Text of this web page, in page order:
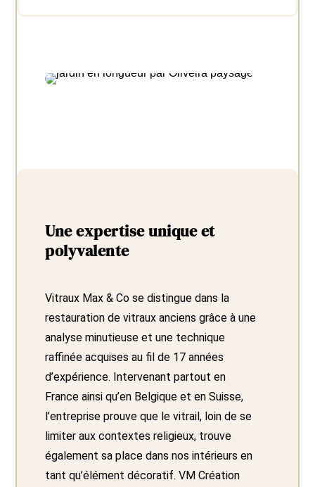
Une expertise unique et
polyvalente
Vitraux Max & Co se distingue dans la
restauration de vitraux anciens grâce à une
analyse minutieuse et une technique
raffinée acquises au fil de 17 années
d’expérience. Intervenant partout en
France ainsi qu’en Belgique et en Suisse,
l’entreprise prouve que le vitrail, loin de se
limiter aux contextes religieux, trouve
également sa place dans nos intérieurs en
tant qu’élément décoratif. VM Création